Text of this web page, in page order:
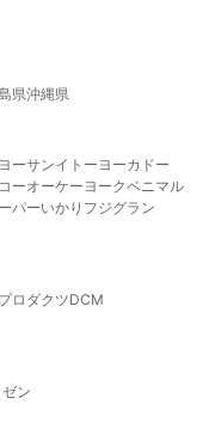
県沖縄県
ーサンイトーヨーカドー
ーオーケー ヨークベニマル
パーいかり フジグラン
ロダクツDCM
ン